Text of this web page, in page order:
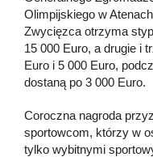
Olimpijskiego w
Zwycięzca otrzyma
15 000 Euro, a drugie i
Euro i 5 000 Euro,
dostaną po 3 000 Euro.
Coroczna nagroda
sportowcom, którzy w
tylko wybitnymi